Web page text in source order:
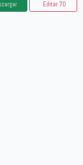
Editar 70